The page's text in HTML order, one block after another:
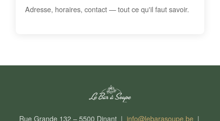
Adresse, horaires, contact — tout ce qu'il faut savoir.
Rue Grande 132 – 5500 Dinant | info@lebarasoupe.be|